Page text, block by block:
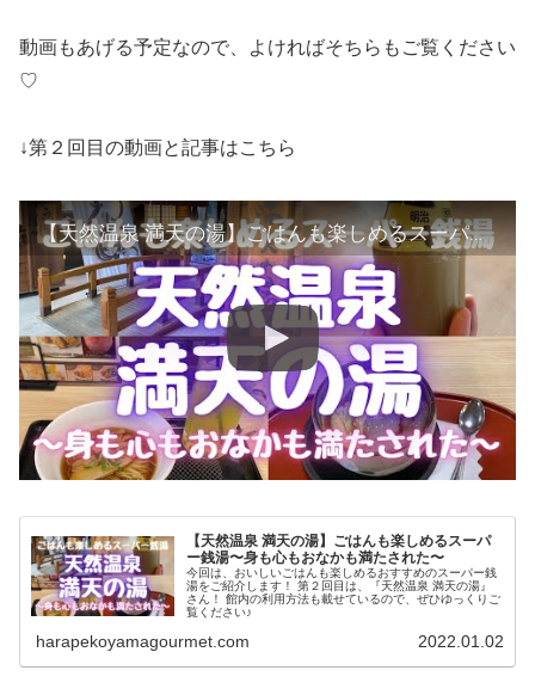
動画もあげる予定なので、よければそちらもご覧ください
♡
↓第２回目の動画と記事はこちら
【天然温泉 満天の湯】ごはんも楽しめるスーパー銭湯〜身も心もおなかも満たされた〜
【天然温泉 満天の湯】ごはんも楽しめるスーパ
ー銭湯〜身も心もおなかも満たされた〜
今回は、おいしいごはんも楽しめるおすすめのスーパー銭
湯をご紹介します！ 第２回目は、『天然温泉 満天の湯』
さん！ 館内の利用方法も載せているので、ぜひゆっくりご
覧ください♪
harapekoyamagourmet.com 2022.01.02